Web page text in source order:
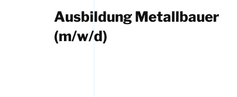
Ausbildung Metallbauer
(m/w/d)